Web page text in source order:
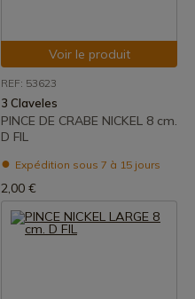
Voir le produit
REF: 53623
3 Claveles
PINCE DE CRABE NICKEL 8 cm.
D FIL
Expédition sous 7 à 15 jours
2,00 €